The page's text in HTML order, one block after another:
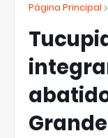
Página Principal